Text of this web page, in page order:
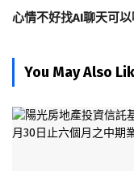
心情不好找AI聊天可
You May Also